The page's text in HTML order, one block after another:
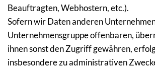
Beauftragten, Webhostern, etc.).
Sofern wir Daten anderen
Unternehmensgruppe offenbaren,
ihnen sonst den Zugriff gewähren,
insbesondere zu administrativen